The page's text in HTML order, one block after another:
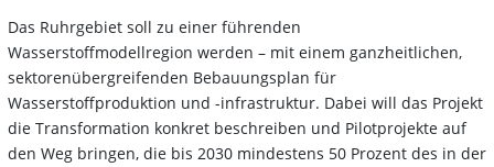
Das Ruhrgebiet soll zu einer führenden
Wasserstoffmodellregion werden – mit einem ganzheitlichen,
sektorenübergreifenden Bebauungsplan für
Wasserstoffproduktion und -infrastruktur. Dabei will das Projekt
die Transformation konkret beschreiben und Pilotprojekte auf
den Weg bringen, die bis 2030 mindestens 50 Prozent des in der